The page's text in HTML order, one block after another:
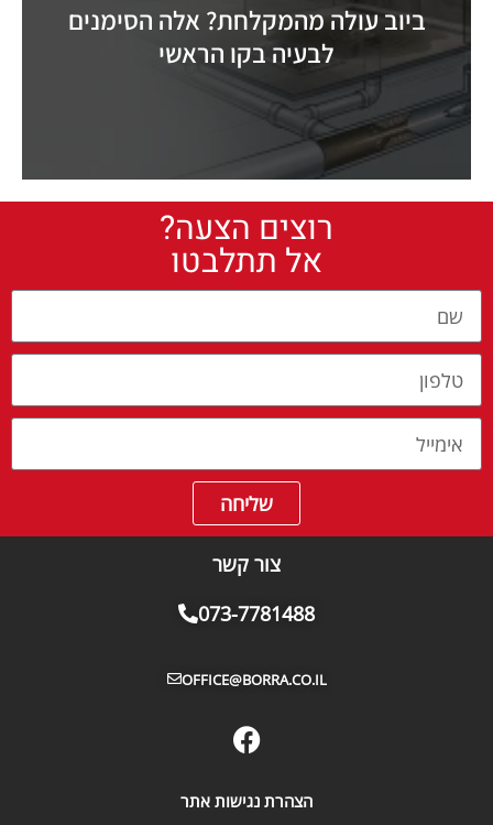
ביוב עולה מהמקלחת? אלה הסימנים
לבעיה בקו הראשי
צור קשר
073-7781488
OFFICE@BORRA.CO.IL
הצהרת נגישות אתר
רוצים הצעה?
אל תתלבטו
שליחה